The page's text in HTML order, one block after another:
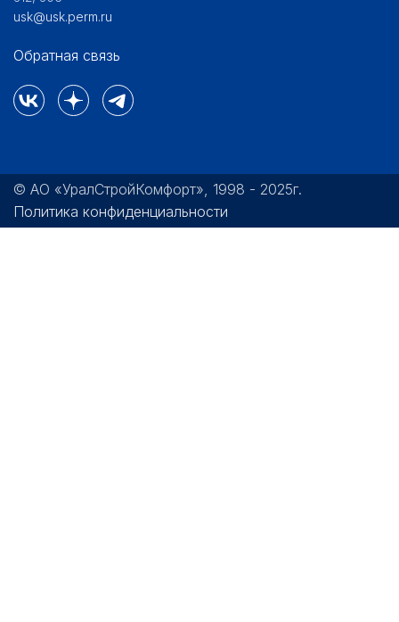
usk@usk.perm.ru
Обратная связь
© АО «УралСтройКомфорт», 1998 - 2025г.
Политика конфиденциальности